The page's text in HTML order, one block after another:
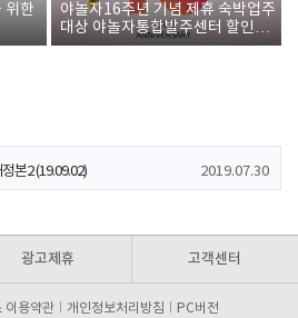
위한
야놀자16주년 기념 제휴 숙박업주
대상 야놀자통합발주센터 할인쿠
폰 증정
1 (19.09.02)
본2 (19.09.02) 2019.07.30
광고제휴 고객센터
이용약관 개인정보처리방침 PC버전